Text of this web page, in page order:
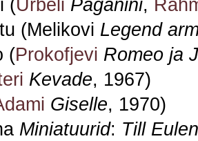
(Urbeli Paganini,
(Melikovi Legend
(Prokofjevi Romeo ja
Kevade, 1967)
Giselle, 1970)
Miniatuurid: Till